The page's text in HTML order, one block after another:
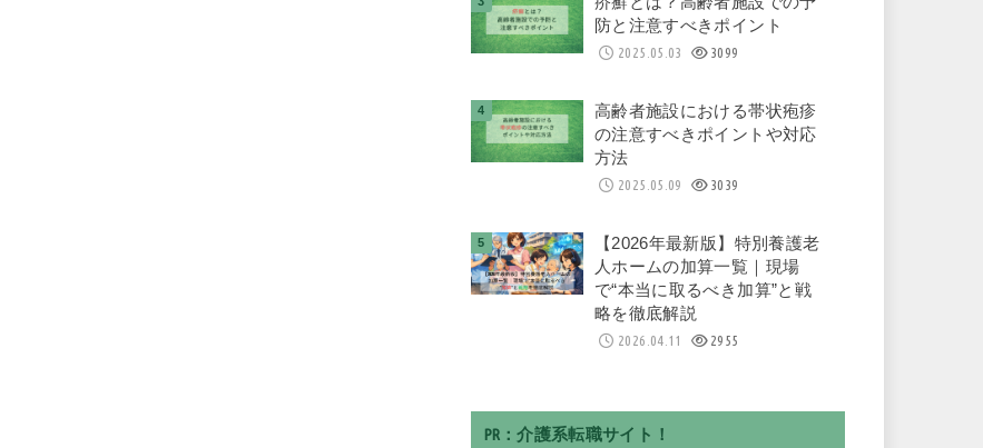
防と注意すべきポイント
2025.05.03 3099
高齢者施設における帯状疱疹
の注意すべきポイントや対応
方法
2025.05.09 3039
【2026年最新版】特別養護老
人ホームの加算一覧｜現場
で“本当に取るべき加算”と戦
略を徹底解説
2026.04.11 2955
PR：介護系転職サイト！